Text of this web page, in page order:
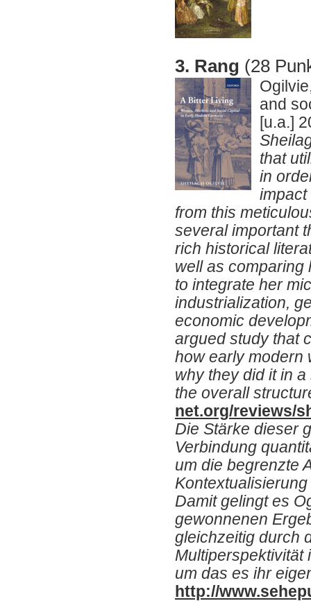
3. Rang (28
and
[u.a.]
that
in
impact
from this
several important
rich historical
well as comparing
to integrate her
industrialization,
economic
argued study that
how early modern
why they did it in
the overall
net.org/reviews/
Die Stärke dieser
Verbindung
um die begrenzte
Damit gelingt es
gewonnenen
gleichzeitig durch
Multiperspektivität
um das es ihr
http://